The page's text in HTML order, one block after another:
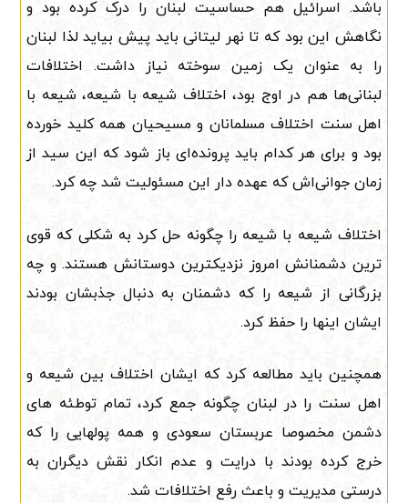
باشد. اسرائیل هم حساسیت لبنان را درک کرده بود و
نگاهش این بود که تا نهر لیتانی باید پیش بیاید لذا لبنان
را به عنوان یک زمین سوخته نیاز داشت. اختلافات
لبنانی‌ها هم در اوج بود، اختلاف شیعه با شیعه، شیعه با
اهل سنت اختلاف مسلمانان و مسیحیان همه کلید خورده
بود و برای هر کدام باید پرونده‌ای باز شود که این سید از
زمان جوانی‌اش که عهده دار این مسئولیت شد چه کرد.
اختلاف شیعه با شیعه را چگونه حل کرد به شکلی که قوی
ترین دشمنانش امروز نزدیکترین دوستانش هستند. و چه
بزرگانی از شیعه را که دشمنان به دنبال جذبشان بودند
ایشان اینها را حفظ کرد.
همچنین باید مطالعه کرد که ایشان اختلاف بین شیعه و
اهل سنت را در لبنان چگونه جمع کرد، تمام توطئه های
دشمن مخصوصا عربستان سعودی و همه پولهایی را که
خرج کرده بودند با درایت و عدم انکار نقش دیگران به
درستی مدیریت و باعث رفع اختلافات شد.